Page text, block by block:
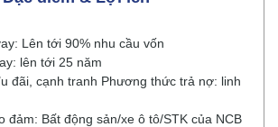
Lên tới 90% nhu cầu vốn
lên tới 25 năm
đãi, cạnh tranh Phương thức trả nợ: linh
đảm: Bất động sản/xe ô tô/STK của NCB